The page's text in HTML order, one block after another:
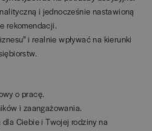
i jednocześnie nastawioną
rekomendacji.
i realnie wpływać na kierunki
o pracę.
i zaangażowania.
Ciebie i Twojej rodziny na